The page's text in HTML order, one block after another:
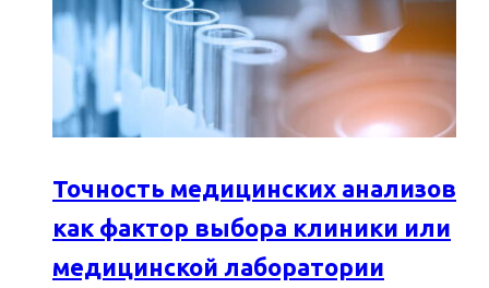
Точность медицинских анализов
как фактор выбора клиники или
медицинской лаборатории